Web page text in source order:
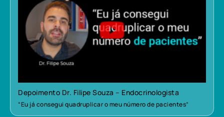
Depoimento Dr. Filipe Souza – Endocrinologista
“Eu já consegui quadruplicar o meu número de pacientes”